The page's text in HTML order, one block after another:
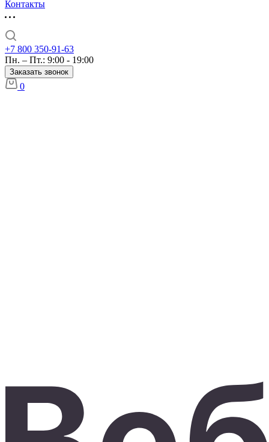
Контакты
+7 800 350-91-63
Пн. – Пт.: 9:00 - 19:00
Заказать звонок
0